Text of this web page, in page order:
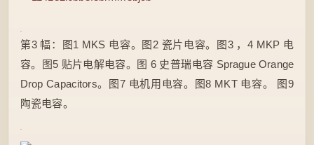
第3 幅：图1 MKS 电容。图2 瓷片电容。图3 ，4 MKP 电
容。图5 贴片电解电容。图 6 史普瑞电容 Sprague Orange
Drop Capacitors。图7 电机用电容。图8 MKT 电容。 图9
陶瓷电容。